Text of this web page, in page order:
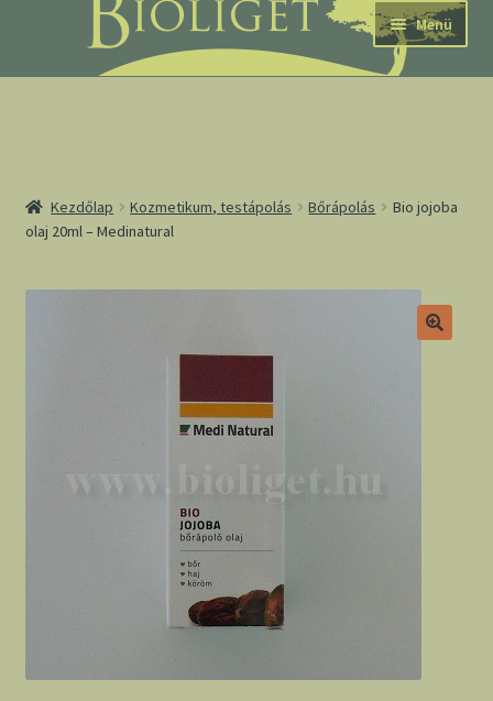
navigációhoz
tartalomba
Menü
Kezdőlap Kozmetikum, testápolás Bőrápolás
Bio jojoba
olaj 20ml – Medinatural